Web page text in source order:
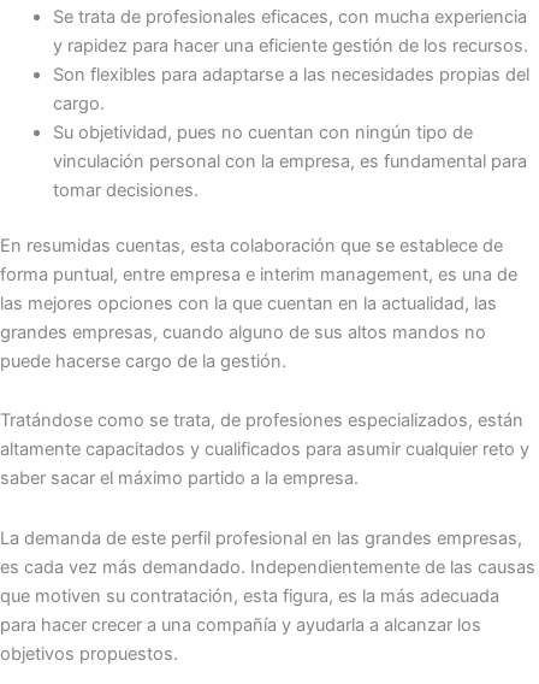
Se trata de profesionales eficaces, con mucha experiencia
y rapidez para hacer una eficiente gestión de los recursos.
Son flexibles para adaptarse a las necesidades propias del
cargo.
Su objetividad, pues no cuentan con ningún tipo de
vinculación personal con la empresa, es fundamental para
tomar decisiones.
En resumidas cuentas, esta colaboración que se establece de
forma puntual, entre empresa e interim management, es una de
las mejores opciones con la que cuentan en la actualidad, las
grandes empresas, cuando alguno de sus altos mandos no
puede hacerse cargo de la gestión.
Tratándose como se trata, de profesiones especializados, están
altamente capacitados y cualificados para asumir cualquier reto y
saber sacar el máximo partido a la empresa.
La demanda de este perfil profesional en las grandes empresas,
es cada vez más demandado. Independientemente de las causas
que motiven su contratación, esta figura, es la más adecuada
para hacer crecer a una compañía y ayudarla a alcanzar los
objetivos propuestos.